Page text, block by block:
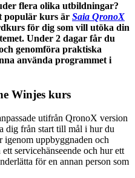
flera olika utbildningar?
populär kurs är Saia QronoX
för dig som vill utöka din
Under 2 dagar får du
genomföra praktiska
använda programmet i
Winjes kurs
utifrån QronoX version
från start till mål i hur du
igenom uppbyggnaden och
servicehänseende och hur ett
för en annan person som